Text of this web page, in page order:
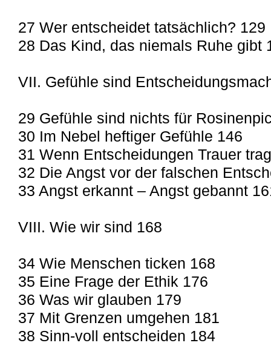
27 Wer entscheidet tatsächlich? 129
28 Das Kind, das niemals Ruhe gibt
VII. Gefühle sind
29 Gefühle sind nichts für
30 Im Nebel heftiger Gefühle 146
31 Wenn Entscheidungen Trauer
32 Die Angst vor der falschen
33 Angst erkannt – Angst gebannt
VIII. Wie wir sind 168
34 Wie Menschen ticken 168
35 Eine Frage der Ethik 176
36 Was wir glauben 179
37 Mit Grenzen umgehen 181
38 Sinn-voll entscheiden 184